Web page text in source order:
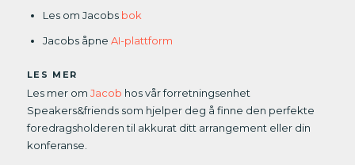
Les om Jacobs bok
Jacobs åpne AI-plattform
LES MER
Les mer om Jacob hos vår forretningsenhet
Speakers&friends som hjelper deg å finne den perfekte
foredragsholderen til akkurat ditt arrangement eller din
konferanse.